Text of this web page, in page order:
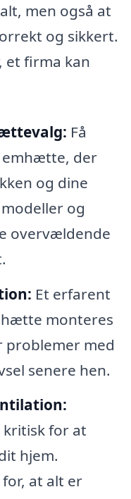
men også at
og sikkert.
et firma kan
Få
der
og dine
og
overvældende
Et erfarent
monteres
problemer med
senere hen.
for at
hjem.
at alt er